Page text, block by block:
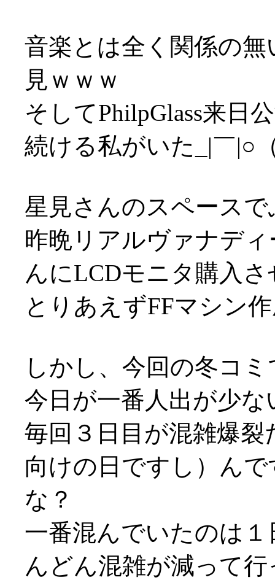
音楽とは全く関係の
見ｗｗｗ
そしてPhilpGlass来日
続ける私がいた_|￣|○
星見さんのスペース
昨晩リアルヴァナデ
んにLCDモニタ購入
とりあえずFFマシン
しかし、今回の冬コ
今日が一番人出が少
毎回３日目が混雑爆
向けの日ですし）ん
な？
一番混んでいたのは
んどん混雑が減って